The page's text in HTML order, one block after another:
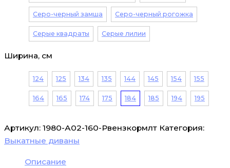
Серо-черный замша Серо-черный рогожка
Серые квадраты Серые лилии
Ширина, см
124 125 134 135 144 145 154 155
164 165 174 175 184 185 194 195
Артикул: 1980-А02-160-Рвензкормлт Категория:
Выкатные диваны
Описание